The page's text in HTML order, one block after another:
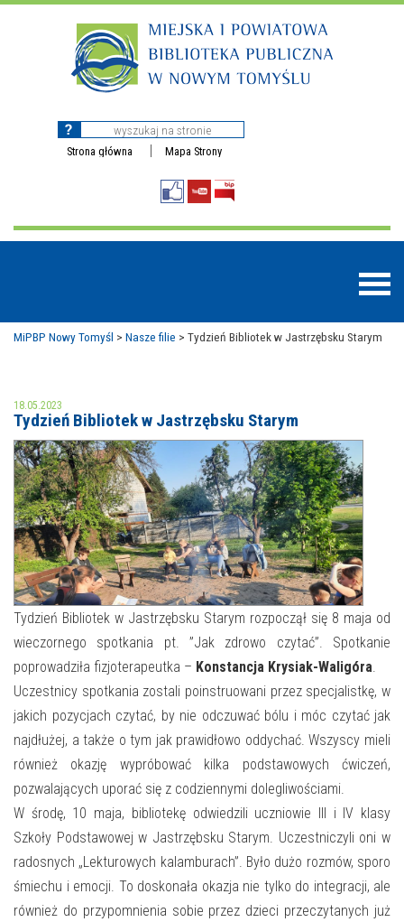
Strona główna Mapa Strony
MOJE KONTO
AKTUALNOŚCI
NAJBLIŻSZE WYDARZENIA
WYDARZENIA BIEŻĄCE
WYDARZYŁO SIĘ
NASZA OFERTA
STREFA WIEDZY O REGIONIE
STREFA KOLORU
FORMY STAŁE
NASZE FILIE
POLECANE STRONY
WYDARZENIA KULTURALNE
FOTO
E-INFORMATOR
O NAS
MiPBP Nowy Tomyśl > Nasze filie > Tydzień Bibliotek w Jastrzębsku Starym
18.05.2023
Tydzień Bibliotek w Jastrzębsku Starym
Tydzień Bibliotek w Jastrzębsku Starym rozpoczął się 8 maja od
wieczornego spotkania pt. ”Jak zdrowo czytać”. Spotkanie
poprowadziła fizjoterapeutka – Konstancja Krysiak-Waligóra.
Uczestnicy spotkania zostali poinstruowani przez specjalistkę, w
jakich pozycjach czytać, by nie odczuwać bólu i móc czytać jak
najdłużej, a także o tym jak prawidłowo oddychać. Wszyscy mieli
również okazję wypróbować kilka podstawowych ćwiczeń,
pozwalających uporać się z codziennymi dolegliwościami.
W środę, 10 maja, bibliotekę odwiedzili uczniowie III i IV klasy
Szkoły Podstawowej w Jastrzębsku Starym. Uczestniczyli oni w
radosnych „Lekturowych kalamburach”. Było dużo rozmów, sporo
śmiechu i emocji. To doskonała okazja nie tylko do integracji, ale
również do przypomnienia sobie przez dzieci przeczytanych już